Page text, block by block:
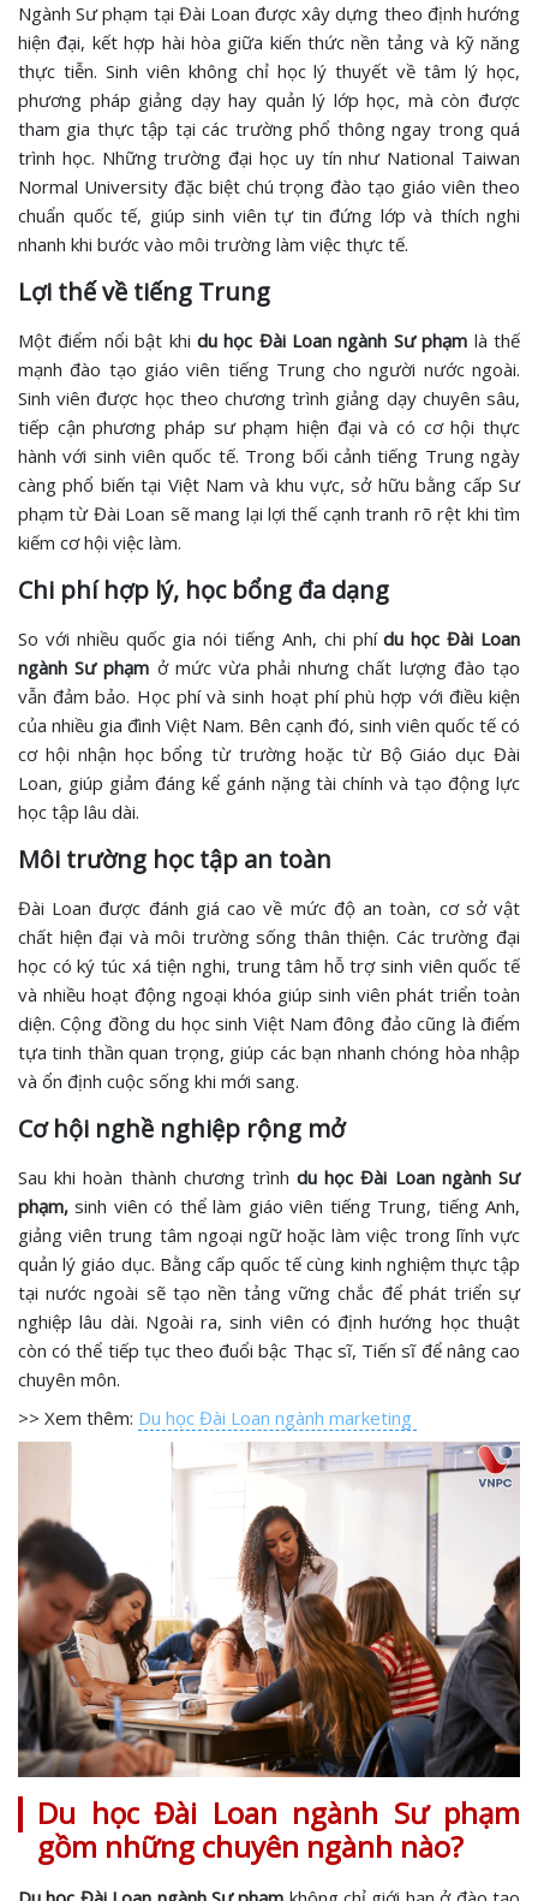
Ngành Sư phạm tại Đài Loan được xây dựng theo định hướng
hiện đại, kết hợp hài hòa giữa kiến thức nền tảng và kỹ năng
thực tiễn. Sinh viên không chỉ học lý thuyết về tâm lý học,
phương pháp giảng dạy hay quản lý lớp học, mà còn được
tham gia thực tập tại các trường phổ thông ngay trong quá
trình học. Những trường đại học uy tín như National Taiwan
Normal University đặc biệt chú trọng đào tạo giáo viên theo
chuẩn quốc tế, giúp sinh viên tự tin đứng lớp và thích nghi
nhanh khi bước vào môi trường làm việc thực tế.
Lợi thế về tiếng Trung
Một điểm nổi bật khi du học Đài Loan ngành Sư phạm là thế
mạnh đào tạo giáo viên tiếng Trung cho người nước ngoài.
Sinh viên được học theo chương trình giảng dạy chuyên sâu,
tiếp cận phương pháp sư phạm hiện đại và có cơ hội thực
hành với sinh viên quốc tế. Trong bối cảnh tiếng Trung ngày
càng phổ biến tại Việt Nam và khu vực, sở hữu bằng cấp Sư
phạm từ Đài Loan sẽ mang lại lợi thế cạnh tranh rõ rệt khi tìm
kiếm cơ hội việc làm.
Chi phí hợp lý, học bổng đa dạng
So với nhiều quốc gia nói tiếng Anh, chi phídu học Đài Loan
ngành Sư phạm ở mức vừa phải nhưng chất lượng đào tạo
vẫn đảm bảo. Học phí và sinh hoạt phí phù hợp với điều kiện
của nhiều gia đình Việt Nam. Bên cạnh đó, sinh viên quốc tế có
cơ hội nhận học bổng từ trường hoặc từ Bộ Giáo dục Đài
Loan, giúp giảm đáng kể gánh nặng tài chính và tạo động lực
học tập lâu dài.
Môi trường học tập an toàn
Đài Loan được đánh giá cao về mức độ an toàn, cơ sở vật
chất hiện đại và môi trường sống thân thiện. Các trường đại
học có ký túc xá tiện nghi, trung tâm hỗ trợ sinh viên quốc tế
và nhiều hoạt động ngoại khóa giúp sinh viên phát triển toàn
diện. Cộng đồng du học sinh Việt Nam đông đảo cũng là điểm
tựa tinh thần quan trọng, giúp các bạn nhanh chóng hòa nhập
và ổn định cuộc sống khi mới sang.
Cơ hội nghề nghiệp rộng mở
Sau khi hoàn thành chương trìnhdu học Đài Loan ngành Sư
phạm, sinh viên có thể làm giáo viên tiếng Trung, tiếng Anh,
giảng viên trung tâm ngoại ngữ hoặc làm việc trong lĩnh vực
quản lý giáo dục. Bằng cấp quốc tế cùng kinh nghiệm thực tập
tại nước ngoài sẽ tạo nền tảng vững chắc để phát triển sự
nghiệp lâu dài. Ngoài ra, sinh viên có định hướng học thuật
còn có thể tiếp tục theo đuổi bậc Thạc sĩ, Tiến sĩ để nâng cao
chuyên môn.
>> Xem thêm: Du học Đài Loan ngành marketing
Du học Đài Loan ngành Sư phạm
gồm những chuyên ngành nào?